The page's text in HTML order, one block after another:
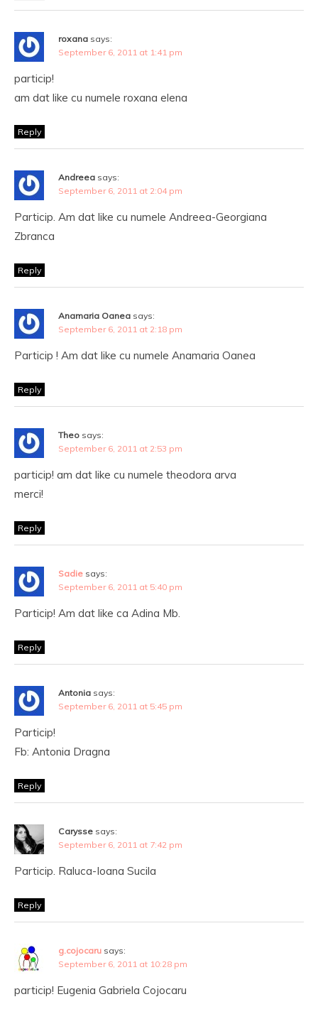
roxana says:
September 6, 2011 at 1:41 pm
particip!
am dat like cu numele roxana elena
Reply
Andreea says:
September 6, 2011 at 2:04 pm
Particip. Am dat like cu numele Andreea-Georgiana
Zbranca
Reply
Anamaria Oanea says:
September 6, 2011 at 2:18 pm
Particip ! Am dat like cu numele Anamaria Oanea
Reply
Theo says:
September 6, 2011 at 2:53 pm
particip! am dat like cu numele theodora arva
merci!
Reply
Sadie says:
September 6, 2011 at 5:40 pm
Particip! Am dat like ca Adina Mb.
Reply
Antonia says:
September 6, 2011 at 5:45 pm
Particip!
Fb: Antonia Dragna
Reply
Carysse says:
September 6, 2011 at 7:42 pm
Particip. Raluca-Ioana Sucila
Reply
g.cojocaru says:
September 6, 2011 at 10:28 pm
particip! Eugenia Gabriela Cojocaru